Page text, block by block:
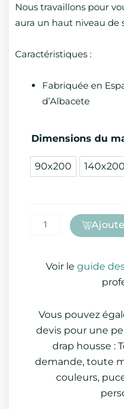
Nous travaillons pour
aura un haut niveau de
Caractéristiques :
Fabriquée en
d’Albacete
Dimensions du
90x200 140x200
quantité
Drap
Voir le guide
Vous pouvez
devis pour une
drap housse :
demande, toute
couleurs,